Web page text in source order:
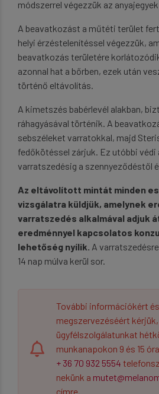
módszerrel végezzük az
A beavatkozást a műtéti terület
helyi érzéstelenítéssel végezzük,
beavatkozás területére
azonnal hat a bőrben, ezek után
történő eltávolítás.
A kimetszés babérlevél alakban,
ráhagyásával történik. A
sebszéleket varratokkal, majd
fedőkötéssel zárjuk. Ez utóbbi védi
varratszedésig a szennyeződéstől
Az eltávolított mintát minden
vizsgálatra küldjük, amelynek
varratszedés alkalmával adjuk
eredménnyel kapcsolatos
lehetőség nyílik. A
14 nap múlva kerül sor.
További információkért
megszervezéséért
ügyfélszolgálatunkat
munkanapokon 9 és 15
+ 36 70 932 5554
nekünk a
címre.